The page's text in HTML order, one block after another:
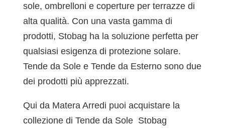
sole, ombrelloni e coperture per terrazze di
alta qualità. Con una vasta gamma di
prodotti, Stobag ha la soluzione perfetta per
qualsiasi esigenza di protezione solare.
Tende da Sole e Tende da Esterno sono due
dei prodotti più apprezzati.
Qui da Matera Arredi puoi acquistare la
collezione di Tende da Sole Stobag